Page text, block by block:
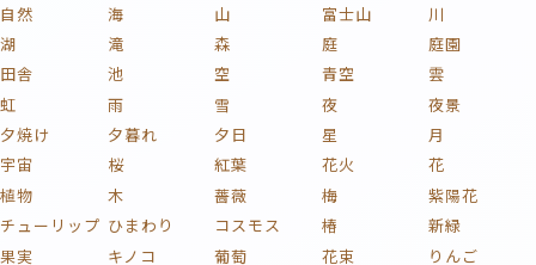
自然
海 山 富士山
川
湖
滝 森 庭
庭園
田舎
池 空 青空
雲
虹
雨 雪 夜
夜景
夕焼け
夕暮れ 夕日 星
月
宇宙
桜 紅葉 花火
花
植物
木 薔薇 梅
紫陽花
チューリップ ひまわり コスモス 椿
新緑
果実
キノコ 葡萄 花束
りんご